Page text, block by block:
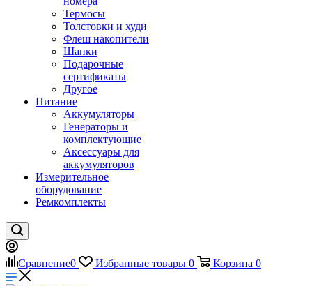
Термосы
Толстовки и худи
Флеш накопители
Шапки
Подарочные
сертификаты
Другое
Питание
Аккумуляторы
Генераторы и
комплектующие
Аксессуары для
аккумуляторов
Измерительное
оборудование
Ремкомплекты
Сравнение0 Избранные товары 0 Корзина 0